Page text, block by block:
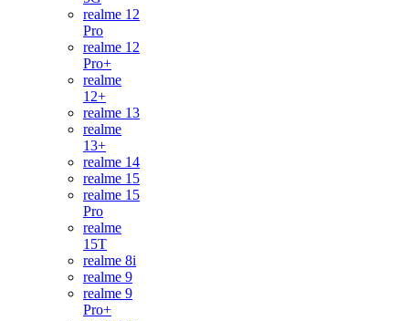
realme 12
Pro
realme 12
Pro+
realme
12+
realme 13
realme
13+
realme 14
realme 15
realme 15
Pro
realme
15T
realme 8i
realme 9
realme 9
Pro+